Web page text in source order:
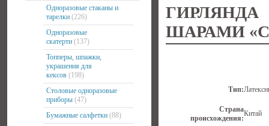
Одноразовые стаканы и
тарелки (226)
Одноразовые
скатерти (137)
Топперы, шпажки,
украшения для
кексов (198)
Столовые одноразовые
приборы (47)
Бумажные салфетки (88)
ШАРАМИ
Тип:
Страна
происхождения:
Китай